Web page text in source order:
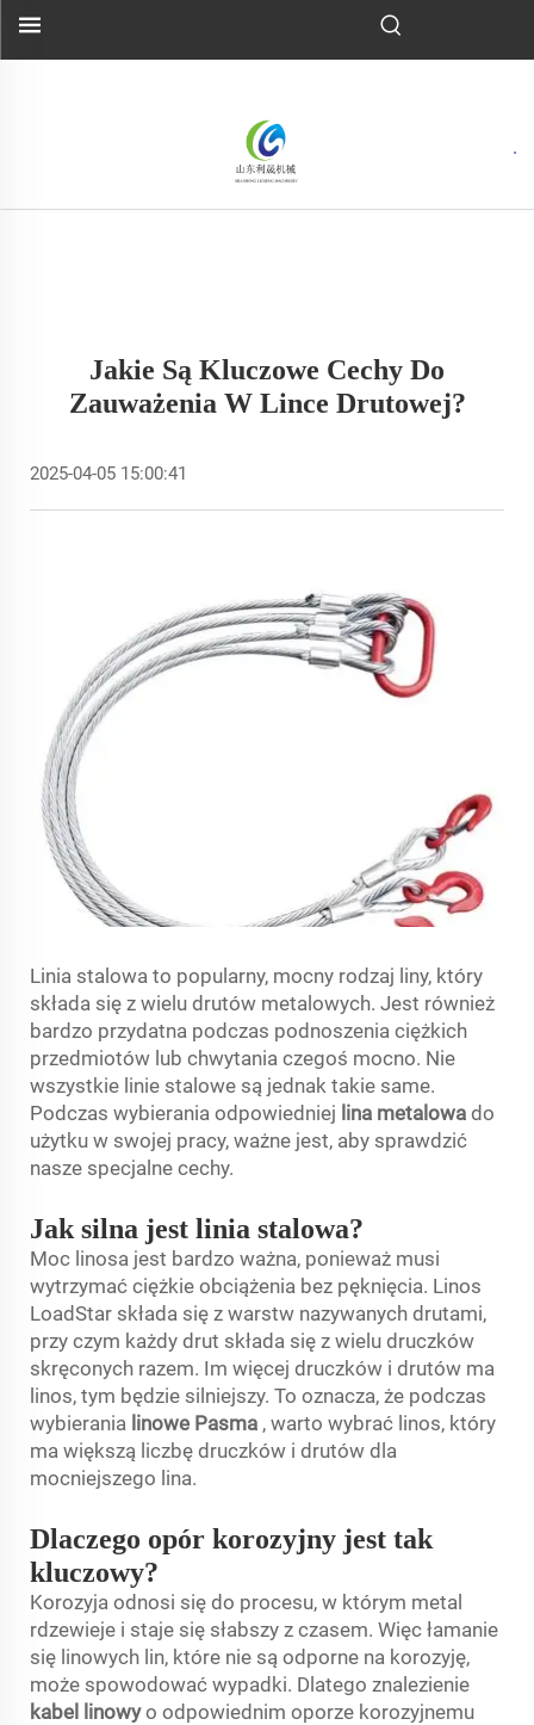
Jakie Są Kluczowe Cechy Do
Zauważenia W Lince Drutowej?
2025-04-05 15:00:41
Linia stalowa to popularny, mocny rodzaj liny, który
składa się z wielu drutów metalowych. Jest również
bardzo przydatna podczas podnoszenia ciężkich
przedmiotów lub chwytania czegoś mocno. Nie
wszystkie linie stalowe są jednak takie same.
Podczas wybierania odpowiedniej lina metalowa do
użytku w swojej pracy, ważne jest, aby sprawdzić
nasze specjalne cechy.
Jak silna jest linia stalowa?
Moc linosa jest bardzo ważna, ponieważ musi
wytrzymać ciężkie obciążenia bez pęknięcia. Linos
LoadStar składa się z warstw nazywanych drutami,
przy czym każdy drut składa się z wielu druczków
skręconych razem. Im więcej druczków i drutów ma
linos, tym będzie silniejszy. To oznacza, że podczas
wybierania linowe Pasma , warto wybrać linos, który
ma większą liczbę druczków i drutów dla
mocniejszego lina.
Dlaczego opór korozyjny jest tak
kluczowy?
Korozyja odnosi się do procesu, w którym metal
rdzewieje i staje się słabszy z czasem. Więc łamanie
się linowych lin, które nie są odporne na korozyję,
może spowodować wypadki. Dlatego znalezienie
kabel linowyo odpowiednim oporze korozyjnemu